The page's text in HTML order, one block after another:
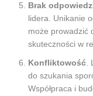
Brak
lidera. Unikanie
może prowadzić
skuteczności w
Konfliktowość.
do szukania
Współpraca i